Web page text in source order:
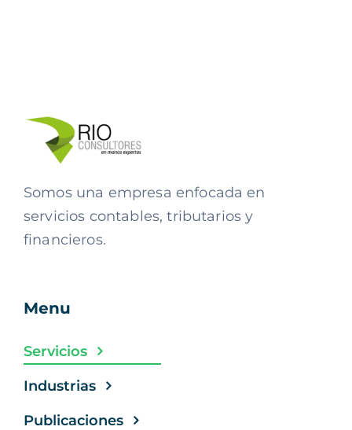
Somos una empresa enfocada en
servicios contables, tributarios y
financieros.
Menu
Servicios
Industrias
Publicaciones